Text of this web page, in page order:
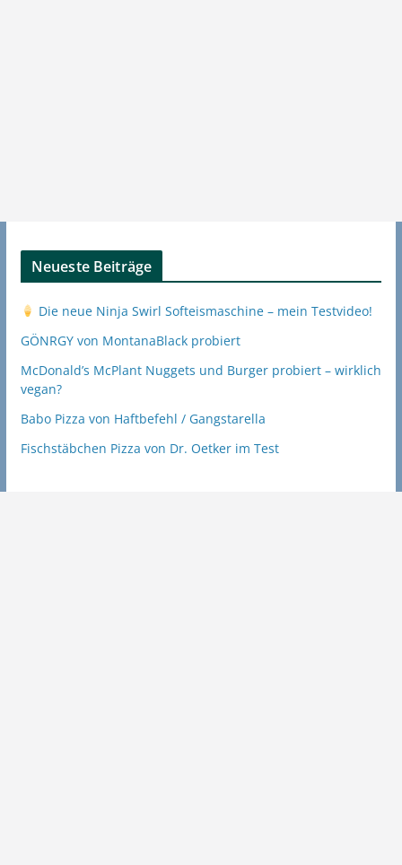
Neueste Beiträge
Die neue Ninja Swirl Softeismaschine – mein Testvideo!
GÖNRGY von MontanaBlack probiert
McDonald’s McPlant Nuggets und Burger probiert – wirklich
vegan?
Babo Pizza von Haftbefehl / Gangstarella
Fischstäbchen Pizza von Dr. Oetker im Test